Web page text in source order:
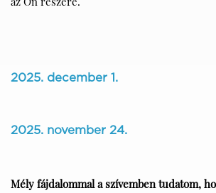
2025. december 1.
2025. november 24.
Mély fájdalommal a szívemben tudatom,
2481 Velence, Balatoni út 65.
titkarsag@velenceszakrendelo.hu